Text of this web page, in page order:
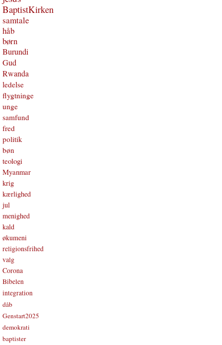
BaptistKirken
samtale
håb
børn
Burundi
Gud
Rwanda
ledelse
flygtninge
unge
samfund
fred
politik
bøn
teologi
Myanmar
krig
kærlighed
jul
menighed
kald
økumeni
religionsfrihed
valg
Corona
Bibelen
integration
dåb
Genstart2025
demokrati
baptister